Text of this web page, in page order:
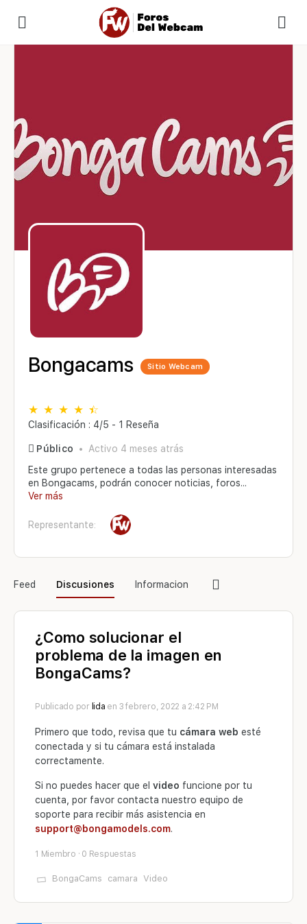
Bongacams Sitio Webcam
Clasificación : 4/5 - 1 Reseña
Público
Activo 4 meses atrás
Este grupo pertenece a todas las personas interesadas
en Bongacams, podrán conocer noticias, foros...
Ver más
Representante:
Feed Discusiones Informacion
menú
¿Como solucionar el
problema de la imagen en
BongaCams?
Publicado por lida en 3 febrero, 2022 a 2:42 PM
Primero que todo, revisa que tu cámara web esté
conectada y si tu cámara está instalada
correctamente.
Si no puedes hacer que el video funcione por tu
cuenta, por favor contacta nuestro equipo de
soporte para recibir más asistencia en
support@bongamodels.com.
1 Miembro · 0 Respuestas
BongaCams camara Video